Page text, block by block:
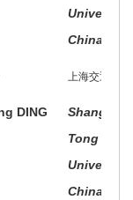
University,
China
DING
上海交通大学
Shanghai
Tong
University,
China